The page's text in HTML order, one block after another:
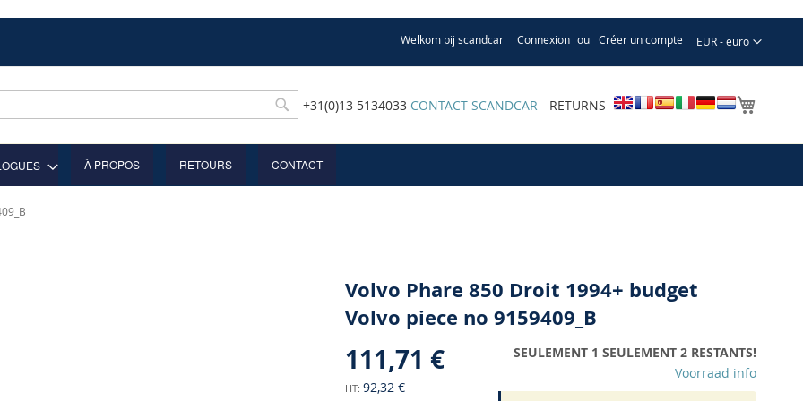
Devise
EUR - euro
Welkom bij scandcar Connexion Créer un compte
+31(0)13 5134033 CONTACT SCANDCAR - RETURNS
À PROPOS RETOURS CONTACT
Volvo Phare 850 Droit 1994+ budget
Volvo piece no 9159409_B
111,71 €
92,32 €
SEULEMENT 1 SEULEMENT 2 RESTANTS!
Voorraad info